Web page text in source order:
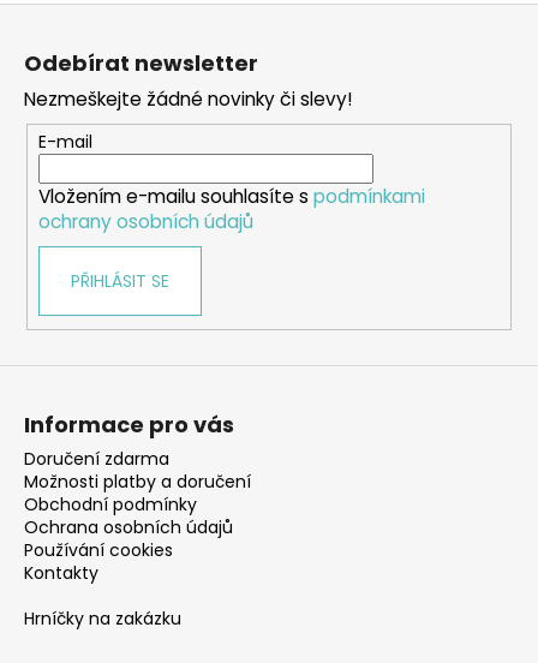
Odebírat newsletter
Nezmeškejte žádné novinky či slevy!
E-mail
Vložením e-mailu souhlasíte s podmínkami
ochrany osobních údajů
PŘIHLÁSIT SE
Informace pro vás
Doručení zdarma
Možnosti platby a doručení
Obchodní podmínky
Ochrana osobních údajů
Používání cookies
Kontakty
Hrníčky na zakázku